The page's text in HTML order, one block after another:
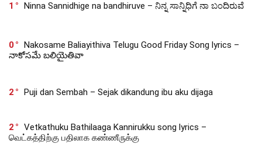
1 Ninna Sannidhige na bandhiruve – ನಿನ್ನ ಸಾನ್ನಿಧಿಗೆ ನಾ ಬಂದಿರುವೆ
0
Nakosame Baliayithiva Telugu Good Friday Song lyrics –
నాకోసమే బలియైతివా
2 Puji dan Sembah – Sejak dikandung ibu aku dijaga
2
Vetkathuku Bathilaaga Kannirukku song lyrics –
வெட்கத்திற்கு பதிலாக கண்ணீருக்கு